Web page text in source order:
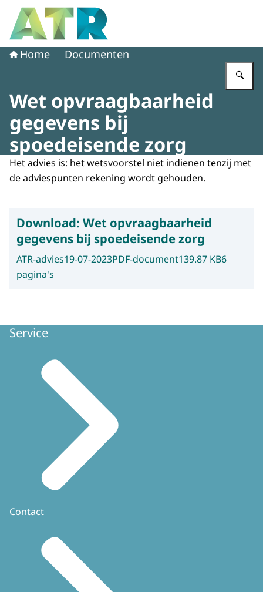
Naar de homepage van Adviescollege toetsing regeldruk
Home Documenten
Wet opvraagbaarheid
gegevens bij
spoedeisende zorg
Het advies is: het wetsvoorstel niet indienen tenzij met
de adviespunten rekening wordt gehouden.
Download: Wet opvraagbaarheid
gegevens bij spoedeisende zorg
ATR-advies19-07-2023PDF-document139.87 KB6
pagina's
Service
Contact